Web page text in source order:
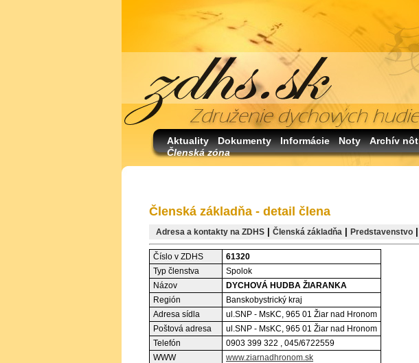
Aktuality Dokumenty Informácie Noty Archív nôt
Členská zóna
Členská základňa - detail člena
Adresa a kontakty na ZDHS Členská základňa Predstavenstvo
Číslo v ZDHS
61320
Typ členstva
Spolok
Názov
DYCHOVÁ HUDBA ŽIARANKA
Región
Banskobystrický kraj
Adresa sídla
ul.SNP - MsKC, 965 01 Žiar nad Hronom
Poštová adresa
ul.SNP - MsKC, 965 01 Žiar nad Hronom
Telefón
0903 399 322 , 045/6722559
WWW
www.ziarnadhronom.sk